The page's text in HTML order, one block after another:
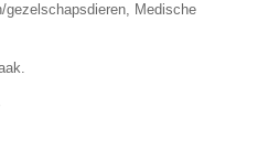
gezelschapsdieren, Medische